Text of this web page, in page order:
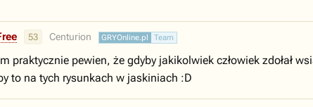
53 Centurion GRYOnline.pl Team
praktycznie pewien, że gdyby jakikolwiek człowiek zdołał
to na tych rysunkach w jaskiniach :D